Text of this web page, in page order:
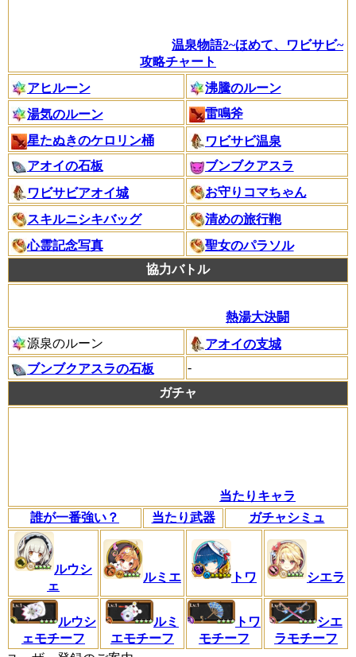
温泉物語2~ほめて、ワビサビ~
攻略チャート
アヒルーン
沸騰のルーン
湯気のルーン
雷鳴斧
星たぬきのケロリン桶
ワビサビ温泉
アオイの石板
ブンブクアスラ
ワビサビアオイ城
お守りコマちゃん
スキルニシキバッグ
清めの旅行鞄
心霊記念写真
聖女のパラソル
協力バトル
熱湯大決闘
源泉のルーン
アオイの支城
ブンブクアスラの石板
-
ガチャ
当たりキャラ
誰が一番強い？
当たり武器 ガチャシミュ
ルウシ
ェ
ルミエ トワ シエラ
ルウシ
ェモチーフ
ルミ
エモチーフ
トワ
モチーフ
シエ
ラモチーフ